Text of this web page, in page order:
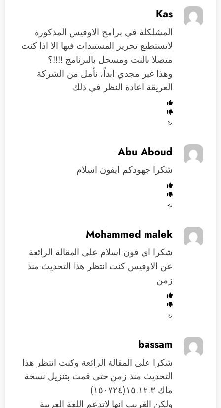
Kas
المشلكلة في برامج الاوفيس المذكورة
لاتستطيع تحرير المستندات فيها الا اذا كنت
متصلا بالنت ومسجل بالبرنامج !!!!؟
وهذا غير مجدي ابداً، نأمل من الشركة
العريقة اعادة النظر في ذلك
رد
Abu Aboud
شكرا جهودكم ايفون اسلام
رد
Mohammed malek
شكرا اي فون اسلام على المقالة الرائعة
عن الاوفيس كنت انتظر هذا التحديث منذ
زمن
رد
bassam
شكرا على المقالة الرائعة وكنت انتظر هذا
التحديث منذ زمن حتى قمت بتنزيل نسخة
ماك ١٥.١٢.٣(١٥٠٧٢٤)
ولكن الغريب انها لاتدعم اللغة العربية